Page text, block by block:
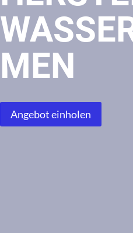
MEN
Angebot einholen